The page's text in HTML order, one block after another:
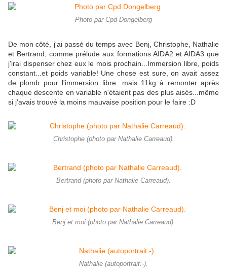
Photo par Cpd Dongelberg
De mon côté, j'ai passé du temps avec Benj, Christophe, Nathalie
et Bertrand, comme prélude aux formations AIDA2 et AIDA3 que
j'irai dispenser chez eux le mois prochain...Immersion libre, poids
constant...et poids variable! Une chose est sure, on avait assez
de plomb pour l'immersion libre...mais 11kg à remonter après
chaque descente en variable n'étaient pas des plus aisés...même
si j'avais trouvé la moins mauvaise position pour le faire :D
Christophe (photo par Nathalie Carreaud).
Bertrand (photo par Nathalie Carreaud).
Benj et moi (photo par Nathalie Carreaud).
Nathalie (autoportrait:-).